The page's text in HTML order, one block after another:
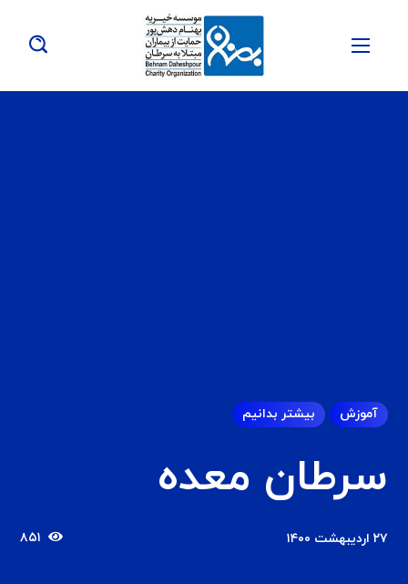
آموزش بیشتر بدانیم
سرطان معده
۲۷ اردیبهشت ۱۴۰۰ ۸۵۱